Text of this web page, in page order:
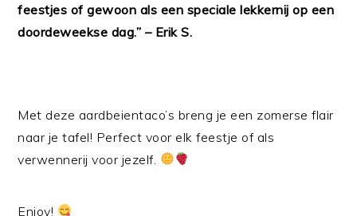
feestjes of gewoon als een speciale lekkernij op een
doordeweekse dag.” – Erik S.
Met deze aardbeientaco’s breng je een zomerse flair
naar je tafel! Perfect voor elk feestje of als
verwennerij voor jezelf.
Enjoy!